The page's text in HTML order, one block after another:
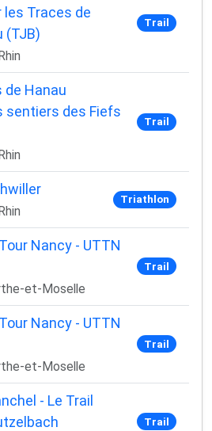
les Traces de
(TJB)
Trail
de Hanau
sentiers des Fiefs
Trail
Triathlon
Nancy - UTTN
et-Moselle
Trail
Nancy - UTTN
et-Moselle
Trail
- Le Trail
Trail